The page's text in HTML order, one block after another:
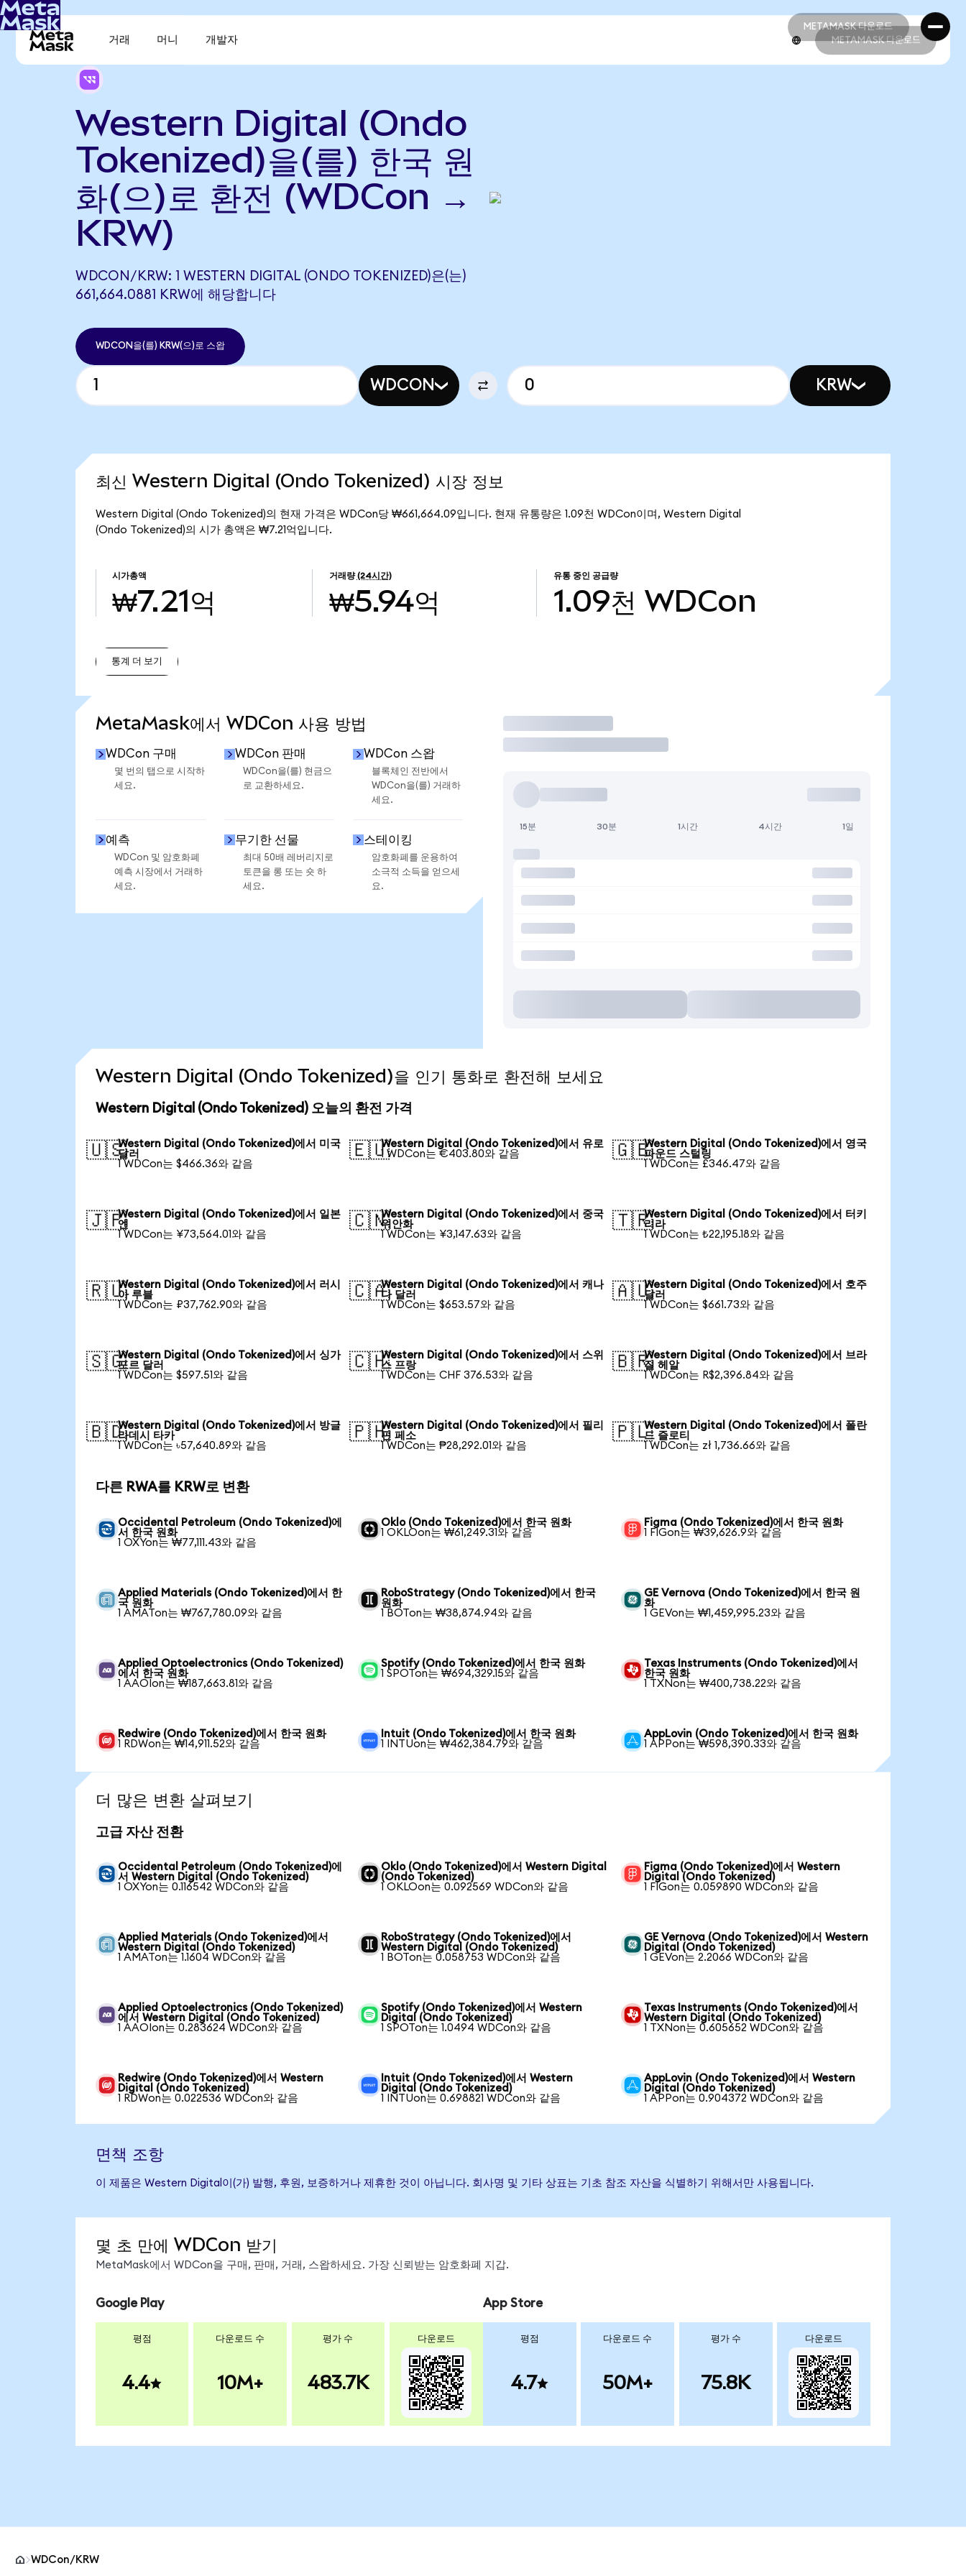
METAMASK 다운로드
METAMASK 다운로드
거래 머니 개발자 METAMASK 다운로드
Western Digital (Ondo
Tokenized)을(를) 한국 원
화(으)로 환전 (WDCon →
KRW)
WDCON/KRW: 1 WESTERN DIGITAL (ONDO TOKENIZED)은(는)
661,664.0881 KRW에 해당합니다
WDCON을(를) KRW(으)로 스왑
WDCON KRW
최신 Western Digital (Ondo Tokenized) 시장 정보
Western Digital (Ondo Tokenized)의 현재 가격은 WDCon당 ₩661,664.09입니다. 현재 유통량은 1.09천 WDCon이며, Western Digital
(Ondo Tokenized)의 시가 총액은 ₩7.21억입니다.
시가총액
₩7.21억
거래량 (24시간)
₩5.94억
유통 중인 공급량
1.09천 WDCon
통계 더 보기
MetaMask에서 WDCon 사용 방법
WDCon 구매
몇 번의 탭으로 시작하
세요.
WDCon 판매
WDCon을(를) 현금으
로 교환하세요.
WDCon 스왑
블록체인 전반에서
WDCon을(를) 거래하
세요.
예측
WDCon 및 암호화폐
예측 시장에서 거래하
세요.
무기한 선물
최대 50배 레버리지로
토큰을 롱 또는 숏 하
세요.
스테이킹
암호화폐를 운용하여
소극적 소득을 얻으세
요.
거래
15분 30분 1시간 4시간 1일
Western Digital (Ondo Tokenized)을 인기 통화로 환전해 보세요
Western Digital (Ondo Tokenized) 오늘의 환전 가격
🇺🇸Western Digital (Ondo Tokenized)에서 미국
달러
1 WDCon는 $466.36와 같음
🇪🇺Western Digital (Ondo Tokenized)에서 유로
1 WDCon는 €403.80와 같음
🇬🇧Western Digital (Ondo Tokenized)에서 영국
파운드 스털링
1 WDCon는 £346.47와 같음
🇯🇵Western Digital (Ondo Tokenized)에서 일본
엔
1 WDCon는 ¥73,564.01와 같음
🇨🇳Western Digital (Ondo Tokenized)에서 중국
위안화
1 WDCon는 ¥3,147.63와 같음
🇹🇷Western Digital (Ondo Tokenized)에서 터키
리라
1 WDCon는 ₺22,195.18와 같음
🇷🇺Western Digital (Ondo Tokenized)에서 러시
아 루블
1 WDCon는 ₽37,762.90와 같음
🇨🇦Western Digital (Ondo Tokenized)에서 캐나
다 달러
1 WDCon는 $653.57와 같음
🇦🇺Western Digital (Ondo Tokenized)에서 호주
달러
1 WDCon는 $661.73와 같음
🇸🇬Western Digital (Ondo Tokenized)에서 싱가
포르 달러
1 WDCon는 $597.51와 같음
🇨🇭Western Digital (Ondo Tokenized)에서 스위
스 프랑
1 WDCon는 CHF 376.53와 같음
🇧🇷Western Digital (Ondo Tokenized)에서 브라
질 헤알
1 WDCon는 R$2,396.84와 같음
🇧🇩Western Digital (Ondo Tokenized)에서 방글
라데시 타카
1 WDCon는 ৳57,640.89와 같음
🇵🇭Western Digital (Ondo Tokenized)에서 필리
핀 페소
1 WDCon는 ₱28,292.01와 같음
🇵🇱Western Digital (Ondo Tokenized)에서 폴란
드 즐로티
1 WDCon는 zł 1,736.66와 같음
다른 RWA를 KRW로 변환
Occidental Petroleum (Ondo Tokenized)에
서 한국 원화
1 OXYon는 ₩77,111.43와 같음
Oklo (Ondo Tokenized)에서 한국 원화
1 OKLOon는 ₩61,249.31와 같음
Figma (Ondo Tokenized)에서 한국 원화
1 FIGon는 ₩39,626.9와 같음
Applied Materials (Ondo Tokenized)에서 한
국 원화
1 AMATon는 ₩767,780.09와 같음
RoboStrategy (Ondo Tokenized)에서 한국
원화
1 BOTon는 ₩38,874.94와 같음
GE Vernova (Ondo Tokenized)에서 한국 원
화
1 GEVon는 ₩1,459,995.23와 같음
Applied Optoelectronics (Ondo Tokenized)
에서 한국 원화
1 AAOIon는 ₩187,663.81와 같음
Spotify (Ondo Tokenized)에서 한국 원화
1 SPOTon는 ₩694,329.15와 같음
Texas Instruments (Ondo Tokenized)에서
한국 원화
1 TXNon는 ₩400,738.22와 같음
Redwire (Ondo Tokenized)에서 한국 원화
1 RDWon는 ₩14,911.52와 같음
Intuit (Ondo Tokenized)에서 한국 원화
1 INTUon는 ₩462,384.79와 같음
AppLovin (Ondo Tokenized)에서 한국 원화
1 APPon는 ₩598,390.33와 같음
더 많은 변환 살펴보기
고급 자산 전환
Occidental Petroleum (Ondo Tokenized)에
서 Western Digital (Ondo Tokenized)
1 OXYon는 0.116542 WDCon와 같음
Oklo (Ondo Tokenized)에서 Western Digital
(Ondo Tokenized)
1 OKLOon는 0.092569 WDCon와 같음
Figma (Ondo Tokenized)에서 Western
Digital (Ondo Tokenized)
1 FIGon는 0.059890 WDCon와 같음
Applied Materials (Ondo Tokenized)에서
Western Digital (Ondo Tokenized)
1 AMATon는 1.1604 WDCon와 같음
RoboStrategy (Ondo Tokenized)에서
Western Digital (Ondo Tokenized)
1 BOTon는 0.058753 WDCon와 같음
GE Vernova (Ondo Tokenized)에서 Western
Digital (Ondo Tokenized)
1 GEVon는 2.2066 WDCon와 같음
Applied Optoelectronics (Ondo Tokenized)
에서 Western Digital (Ondo Tokenized)
1 AAOIon는 0.283624 WDCon와 같음
Spotify (Ondo Tokenized)에서 Western
Digital (Ondo Tokenized)
1 SPOTon는 1.0494 WDCon와 같음
Texas Instruments (Ondo Tokenized)에서
Western Digital (Ondo Tokenized)
1 TXNon는 0.605652 WDCon와 같음
Redwire (Ondo Tokenized)에서 Western
Digital (Ondo Tokenized)
1 RDWon는 0.022536 WDCon와 같음
Intuit (Ondo Tokenized)에서 Western
Digital (Ondo Tokenized)
1 INTUon는 0.698821 WDCon와 같음
AppLovin (Ondo Tokenized)에서 Western
Digital (Ondo Tokenized)
1 APPon는 0.904372 WDCon와 같음
면책 조항
이 제품은 Western Digital이(가) 발행, 후원, 보증하거나 제휴한 것이 아닙니다. 회사명 및 기타 상표는 기초 참조 자산을 식별하기 위해서만 사용됩니다.
몇 초 만에 WDCon 받기
MetaMask에서 WDCon을 구매, 판매, 거래, 스왑하세요. 가장 신뢰받는 암호화폐 지갑.
Google Play
평점
4.4
다운로드 수
10M+
평가 수
483.7K
다운로드
App Store
평점
4.7
다운로드 수
50M+
평가 수
75.8K
다운로드
WDCon/KRW